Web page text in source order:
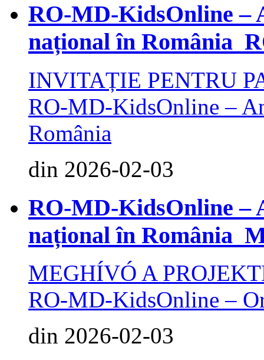
RO-MD-KidsOnline –
național în
INVITAȚIE PENTRU
RO-MD-KidsOnline –
România
din 2026-02-03
RO-MD-KidsOnline –
național în
MEGHÍVÓ A
RO-MD-KidsOnline –
din 2026-02-03